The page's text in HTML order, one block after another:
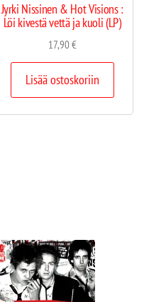
Jyrki Nissinen & Hot Visions :
Löi kivestä vettä ja kuoli (LP)
17,90€
Lisää ostoskoriin